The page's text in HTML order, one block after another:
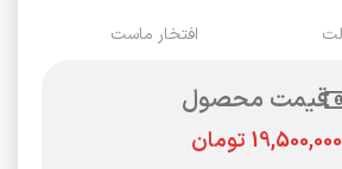
افتخار ماست
قیمت محصول
تومان